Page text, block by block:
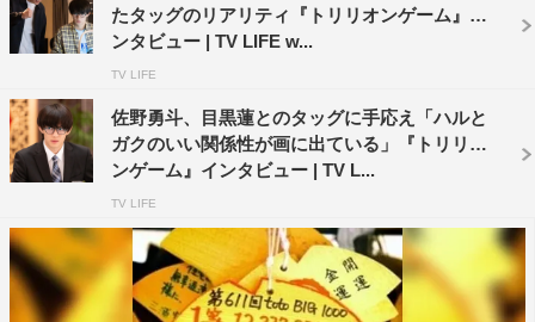
ハルがゼロから成り上がっていくところは、ジャニーズJr.
と似ているな、共通するなと思う部分。そうやって自分の
体験を通して、成り上がろうとするハルを演じられるんじ
ゃないかなって思います。
◆周りにいる人たちを信頼するところも目黒さんとの共通
点なのかな？と思うのですが。
そうですね。テレビにメンバーが1人で出ていたりしたと
たタッグのリアリティ『トリリオンゲーム』イ
ンタビュー | TV LIFE w...
TV LIFE
佐野勇斗、目黒蓮とのタッグに手応え「ハルと
ガクのいい関係性が画に出ている」『トリリオ
ンゲーム』インタビュー | TV L...
TV LIFE